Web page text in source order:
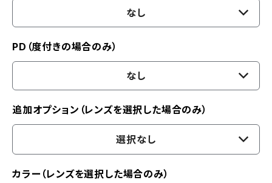
なし
PD（度付きの場合のみ）
なし
追加オプション（レンズを選択した場合のみ）
選択なし
カラー（レンズを選択した場合のみ）